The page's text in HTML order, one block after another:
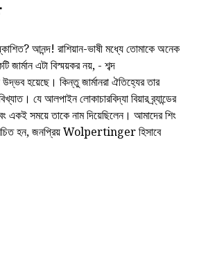
আনন্দ! রাশিয়ান-ভাষী মধ্যে তোমাকে অনেক
জার্মান এটা বিস্ময়কর নয়, - শব্দ
হয়েছে। কিন্তু জার্মানরা ঐতিহ্যের তার
যে আলপাইন লোকাচারবিদ্যা বিয়ার ব্র্যান্ডের
একই সময়ে তাকে নাম দিয়েছিলেন। আমাদের শিং
হন, জনপ্রিয় Wolpertinger হিসাবে